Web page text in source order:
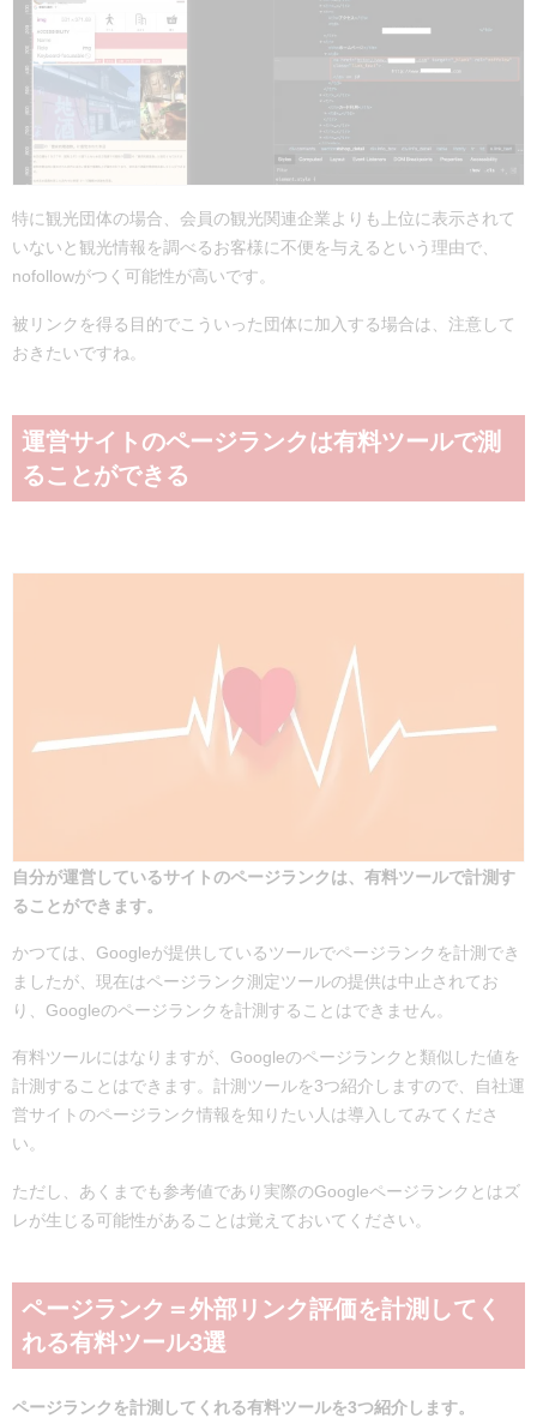
特に観光団体の場合、会員の観光関連企業よりも上位に表示されて
いないと観光情報を調べるお客様に不便を与えるという理由で、
nofollowがつく可能性が高いです。
被リンクを得る目的でこういった団体に加入する場合は、注意して
おきたいですね。
運営サイトのページランクは有料ツールで測
ることができる
自分が運営しているサイトのページランクは、有料ツールで計測す
ることができます。
かつては、Googleが提供しているツールでページランクを計測でき
ましたが、現在はページランク測定ツールの提供は中止されてお
り、Googleのページランクを計測することはできません。
有料ツールにはなりますが、Googleのページランクと類似した値を
計測することはできます。計測ツールを3つ紹介しますので、自社運
営サイトのページランク情報を知りたい人は導入してみてくださ
い。
ただし、あくまでも参考値であり実際のGoogleページランクとはズ
レが生じる可能性があることは覚えておいてください。
ページランク＝外部リンク評価を計測してく
れる有料ツール3選
ページランクを計測してくれる有料ツールを3つ紹介します。